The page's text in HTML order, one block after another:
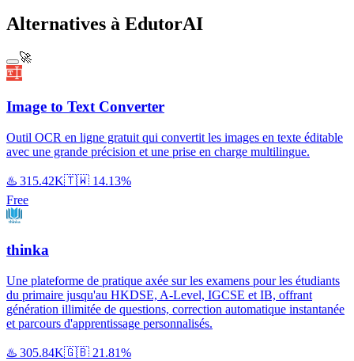
Alternatives à EdutorAI
🚀
Image to Text Converter
Outil OCR en ligne gratuit qui convertit les images en texte éditable
avec une grande précision et une prise en charge multilingue.
♨️ 315.42K🇹🇼 14.13%
Free
thinka
Une plateforme de pratique axée sur les examens pour les étudiants
du primaire jusqu'au HKDSE, A-Level, IGCSE et IB, offrant
génération illimitée de questions, correction automatique instantanée
et parcours d'apprentissage personnalisés.
♨️ 305.84K🇬🇧 21.81%